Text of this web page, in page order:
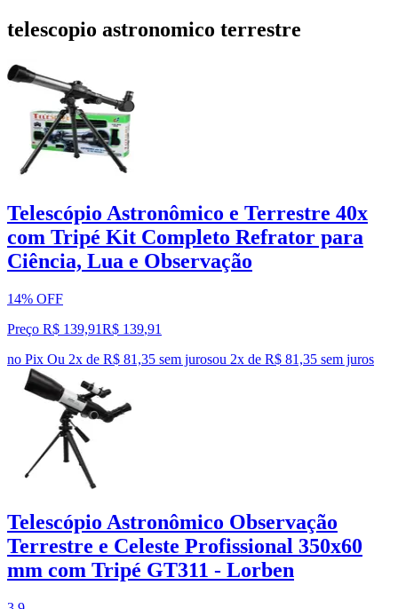
telescopio astronomico terrestre
Telescópio Astronômico e Terrestre 40x
com Tripé Kit Completo Refrator para
Ciência, Lua e Observação
14% OFF
Preço R$ 139,91R$ 139,91
no Pix Ou 2x de R$ 81,35 sem jurosou 2x de R$ 81,35 sem juros
Telescópio Astronômico Observação
Terrestre e Celeste Profissional 350x60
mm com Tripé GT311 - Lorben